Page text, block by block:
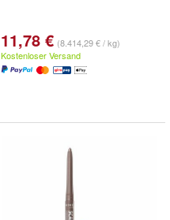
11,78 € (8.414,29 € / kg)
Kostenloser Versand